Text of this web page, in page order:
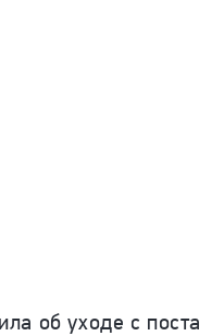
об уходе с поста